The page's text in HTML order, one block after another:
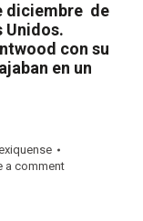
diciembre de
Unidos.
con su
en un
a comment